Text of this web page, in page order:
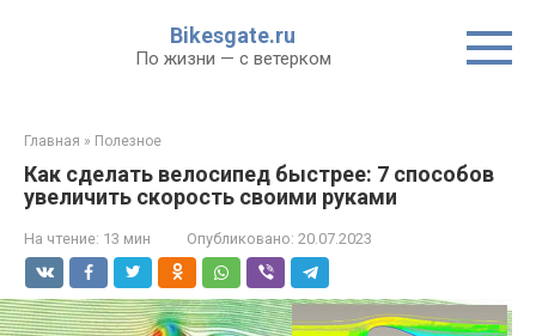
Bikesgate.ru
По жизни — с ветерком
Главная » Полезное
Как сделать велосипед быстрее: 7 способов
увеличить скорость своими руками
На чтение: 13 мин Опубликовано: 20.07.2023